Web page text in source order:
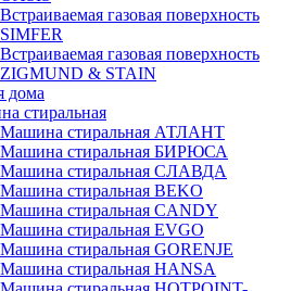
Встраиваемая газовая поверхность
SIMFER
Встраиваемая газовая поверхность
ZIGMUND & STAIN
дома
стиральная
Машина стиральная АТЛАНТ
Машина стиральная БИРЮСА
Машина стиральная СЛАВДА
Машина стиральная BEKO
Машина стиральная CANDY
Машина стиральная EVGO
Машина стиральная GORENJE
Машина стиральная HANSA